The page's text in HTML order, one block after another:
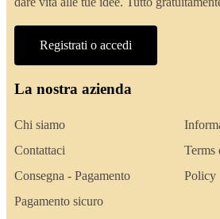
Registrati o accedi
La nostra azienda
Chi siamo
Contattaci
Consegna - Pagamento
Pagamento sicuro
Terms
Policy